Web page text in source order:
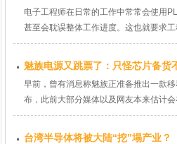
电子工程师在日常的工作中常常会使用PLC
甚至会耽误整体工作进度。这也就要求
魅族电源又跳票了：只怪芯片备货
早前，曾有消息称魅族正准备推出一款
布，此前大部分媒体以及网友本来估
台湾半导体将被大陆“挖”塌产业？